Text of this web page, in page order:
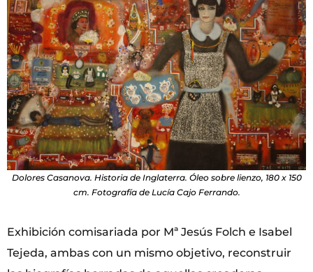
Dolores Casanova. Historia de Inglaterra. Óleo sobre lienzo, 180 x 150
cm. Fotografía de Lucía Cajo Ferrando.
Exhibición comisariada por Mª Jesús Folch e Isabel
Tejeda, ambas con un mismo objetivo, reconstruir